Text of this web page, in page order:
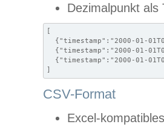
Dezimalpunkt als
[
{"timestamp":"2000-01-
{"timestamp":"2000-01-
{"timestamp":"2000-01-
]
CSV-Format
Excel-